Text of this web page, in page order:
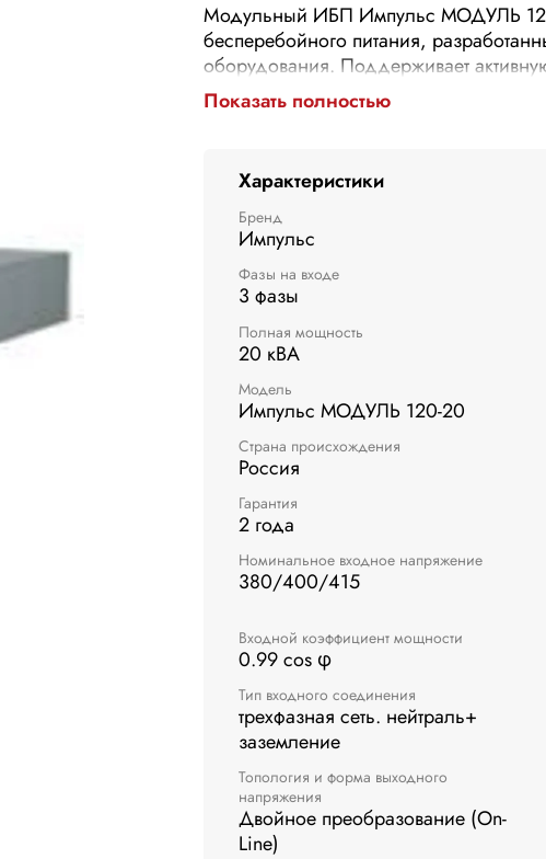
Модульный ИБП Импульс МОДУЛЬ
бесперебойного питания,
оборудования. Поддерживает
мощность 20 кВА. Схема
Вес устройства составляет 172.0.
Показать полностью
Характеристики
Бренд
Импульс
Фазы на входе
3 фазы
Полная мощность
20 кВА
Модель
Импульс МОДУЛЬ 120-20
Страна происхождения
Россия
Гарантия
2 года
Номинальное входное напряжение
380/400/415
Входной коэффициент мощности
0.99 cos φ
Тип входного соединения
трехфазная сеть. нейтраль+
заземление
Топология и форма выходного
напряжения
Двойное преобразование (On-
Line)